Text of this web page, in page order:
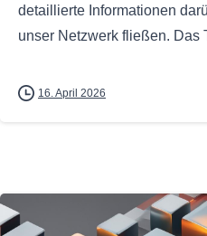
detaillierte Informationen
unser Netzwerk fließen. Das
16. April 2026